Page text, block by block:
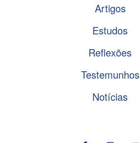
Artigos
Estudos
Reflexões
Testemunhos
Notícias